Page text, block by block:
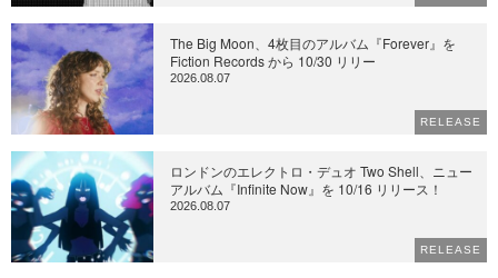
The Big Moon、4枚目のアルバム『Forever』を
Fiction Records から 10/30 リリー
2026.08.07
RELEASE
ロンドンのエレクトロ・デュオ Two Shell、ニュー
アルバム『Infinite Now』を 10/16 リリース！
2026.08.07
RELEASE